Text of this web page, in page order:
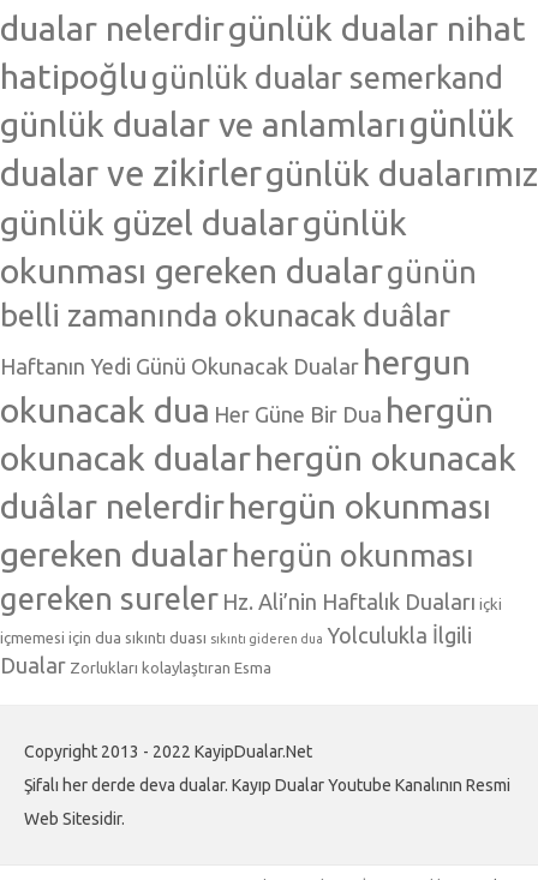
dualar nelerdirgünlük dualar nihat
hatipoğlu günlük dualar semerkand
günlük dualar ve anlamlarıgünlük
dualar ve zikirlergünlük dualarımız
günlük güzel dualargünlük
okunması gereken dualargünün
belli zamanında okunacak duâlar
Haftanın Yedi Günü Okunacak Dualar hergun
okunacak dua Her Güne Bir Dua hergün
okunacak dualarhergün okunacak
duâlar nelerdirhergün okunması
gereken dualar hergün okunması
gereken sureler Hz. Ali’nin Haftalık Duaları içki
içmemesi için dua sıkıntı duası sıkıntı gideren dua Yolculukla İlgili
Dualar Zorlukları kolaylaştıran Esma
Copyright 2013 - 2022 KayipDualar.Net
Şifalı her derde deva dualar. Kayıp Dualar Youtube Kanalının Resmi
Web Sitesidir.